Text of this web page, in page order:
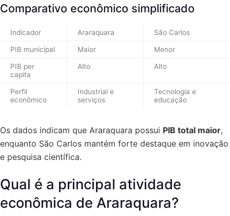
Comparativo econômico simplificado
Indicador Araraquara São Carlos
PIB municipal Maior Menor
PIB per
capita
Alto Alto
Perfil
econômico
Industrial e
serviços
Tecnologia e
educação
Os dados indicam que Araraquara possui PIB total maior,
enquanto São Carlos mantém forte destaque em inovação
e pesquisa científica.
Qual é a principal atividade
econômica de Araraquara?